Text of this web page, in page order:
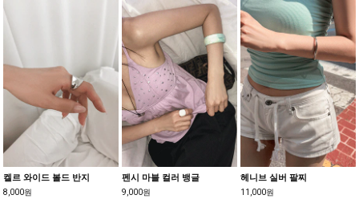
켈르 와이드 볼드 반지
8,000원
펜시 마블 컬러 뱅글
9,000원
헤니브 실버 팔찌
11,000원